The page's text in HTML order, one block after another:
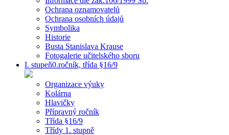
Ochrana oznamovatelů
Ochrana osobních údajů
Symbolika
Historie
Busta Stanislava Krause
Fotogalerie učitelského sboru
I. stupeň0.ročník, třída §16/9
Organizace výuky
Kolárna
Hlavičky
Přípravný ročník
Třída §16/9
Třídy 1. stupně